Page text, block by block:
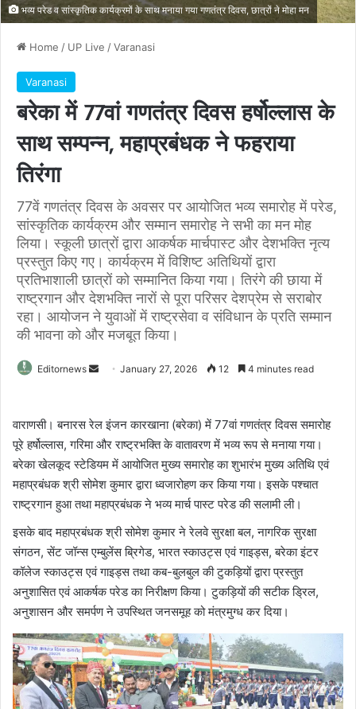
भव्य परेड व सांस्कृतिक कार्यक्रमों के साथ मनाया गया गणतंत्र दिवस, छात्रों ने मोहा मन
Home / UP Live /Varanasi
Varanasi
बरेका में 77वां गणतंत्र दिवस हर्षोल्लास के
साथ सम्पन्न, महाप्रबंधक ने फहराया
तिरंगा
77वें गणतंत्र दिवस के अवसर पर आयोजित भव्य समारोह में परेड,
सांस्कृतिक कार्यक्रम और सम्मान समारोह ने सभी का मन मोह
लिया। स्कूली छात्रों द्वारा आकर्षक मार्चपास्ट और देशभक्ति नृत्य
प्रस्तुत किए गए। कार्यक्रम में विशिष्ट अतिथियों द्वारा
प्रतिभाशाली छात्रों को सम्मानित किया गया। तिरंगे की छाया में
राष्ट्रगान और देशभक्ति नारों से पूरा परिसर देशप्रेम से सराबोर
रहा। आयोजन ने युवाओं में राष्ट्रसेवा व संविधान के प्रति सम्मान
की भावना को और मजबूत किया।
Editornews
Send January 27, 2026 12 4 minutes read
वाराणसी। बनारस रेल इंजन कारखाना (बरेका) में 77वां गणतंत्र दिवस समारोह
पूरे हर्षोल्लास, गरिमा और राष्ट्रभक्ति के वातावरण में भव्य रूप से मनाया गया।
बरेका खेलकूद स्टेडियम में आयोजित मुख्य समारोह का शुभारंभ मुख्य अतिथि एवं
महाप्रबंधक श्री सोमेश कुमार द्वारा ध्वजारोहण कर किया गया। इसके पश्चात
राष्ट्रगान हुआ तथा महाप्रबंधक ने भव्य मार्च पास्ट परेड की सलामी ली।
इसके बाद महाप्रबंधक श्री सोमेश कुमार ने रेलवे सुरक्षा बल, नागरिक सुरक्षा
संगठन, सेंट जॉन्स एम्बुलेंस ब्रिगेड, भारत स्काउट्स एवं गाइड्स, बरेका इंटर
कॉलेज स्काउट्स एवं गाइड्स तथा कब-बुलबुल की टुकड़ियों द्वारा प्रस्तुत
अनुशासित एवं आकर्षक परेड का निरीक्षण किया। टुकड़ियों की सटीक ड्रिल,
अनुशासन और समर्पण ने उपस्थित जनसमूह को मंत्रमुग्ध कर दिया।